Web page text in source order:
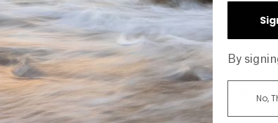
el sábado día 21 de octubre, a las
además de las fotos premiadas y las
la fotografía.
impresiones de alta calidad, podrá visitarse
Prim 35) a partir del viernes 15 de
en diciembre en Bilbao, como viene
By
No,